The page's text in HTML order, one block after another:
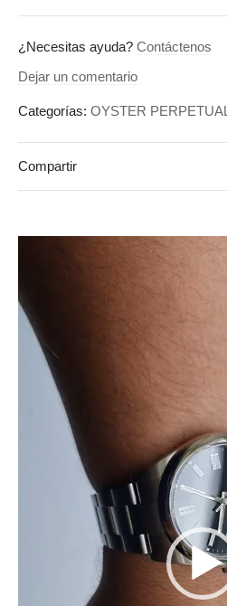
¿Necesitas ayuda? Contáctenos
Dejar un comentario
Categorías: OYSTER PERPETUAL
Compartir
vídeo